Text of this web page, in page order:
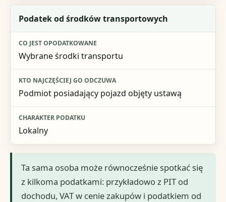
Podatek od środków transportowych
Wybrane środki transportu
Podmiot posiadający pojazd objęty ustawą
Lokalny
Ta sama osoba może równocześnie spotkać się
z kilkoma podatkami: przykładowo z PIT od
dochodu, VAT w cenie zakupów i podatkiem od